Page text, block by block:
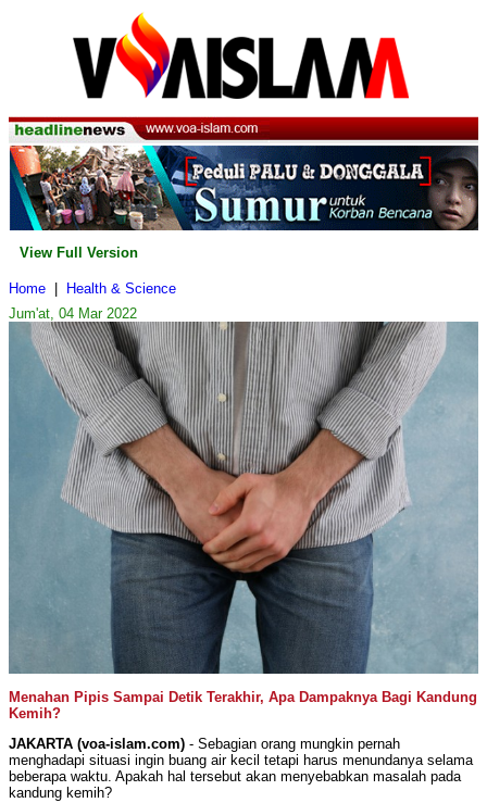
View Full Version
Home
Health & Science
Jum'at, 04 Mar 2022
Menahan Pipis Sampai Detik Terakhir, Apa Dampaknya Bagi Kandung
Kemih?
JAKARTA (voa-islam.com) - Sebagian orang mungkin pernah
menghadapi situasi ingin buang air kecil tetapi harus menundanya selama
beberapa waktu. Apakah hal tersebut akan menyebabkan masalah pada
kandung kemih?